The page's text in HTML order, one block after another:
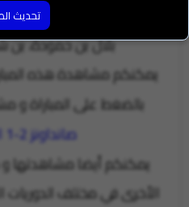
خط
بلال بن حمودة، بن
يمكنكم مشاهدة هذه
بالضغط على المباراة و
صانداونز 2-1 اتحاد الجزائر
يمكنكم أيضا مشاهدتها و
الأخرى في مختلف الدوريات
تحديث